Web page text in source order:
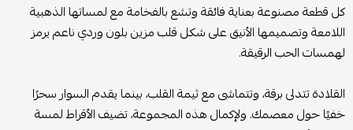
كل قطعة مصنوعة بعناية فائقة وتشع بالفخامة مع لمساتها الذهبية
اللامعة وتصميمها الأنيق على شكل قلب مزين بلون وردي ناعم يرمز
لهمسات الحب الرقيقة.
القلادة تتدلى برقة، وتتماشى مع ثيمة القلب، بينما يقدم السوار سحرًا
خفيًا حول معصمك. ولإكمال هذه المجموعة، تضيف الأقراط لمسة